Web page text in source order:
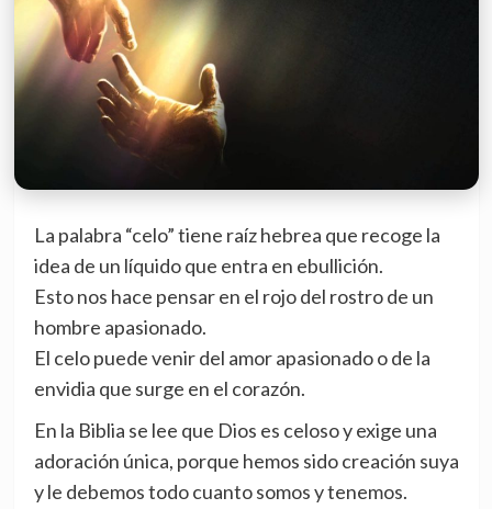
La palabra “celo” tiene raíz hebrea que recoge la
idea de un líquido que entra en ebullición.
Esto nos hace pensar en el rojo del rostro de un
hombre apasionado.
El celo puede venir del amor apasionado o de la
envidia que surge en el corazón.
En la Biblia se lee que Dios es celoso y exige una
adoración única, porque hemos sido creación suya
y le debemos todo cuanto somos y tenemos.